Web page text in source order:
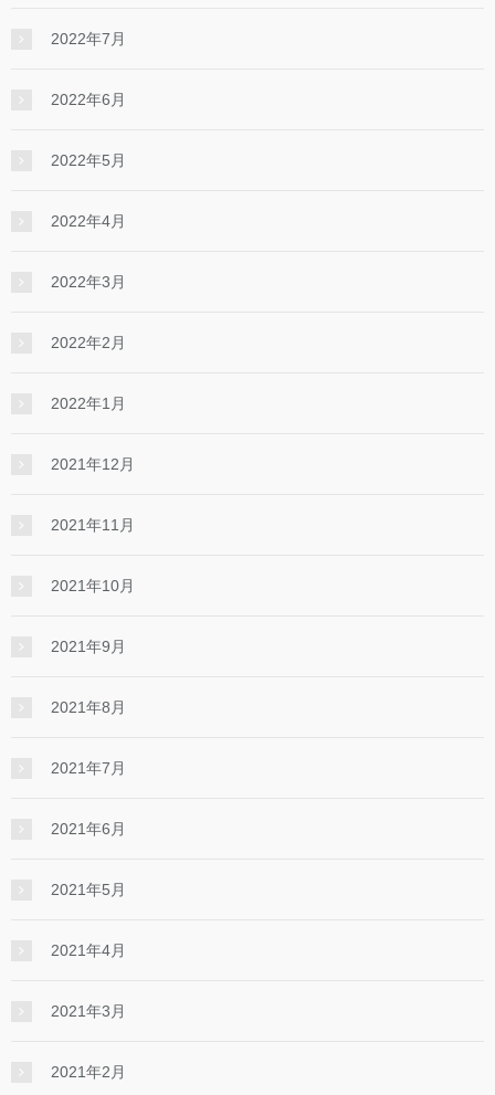
2022年7月
2022年6月
2022年5月
2022年4月
2022年3月
2022年2月
2022年1月
2021年12月
2021年11月
2021年10月
2021年9月
2021年8月
2021年7月
2021年6月
2021年5月
2021年4月
2021年3月
2021年2月